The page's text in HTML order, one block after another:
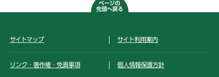
ページの
先頭へ戻る
サイトマップ サイト利用案内
リンク・著作権・免責事項 個人情報保護方針